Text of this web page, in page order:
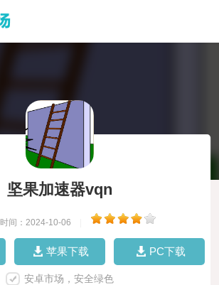
坚果加速器vqn
时间：2024-10-06
苹果下载 PC下载
安卓市场，安全绿色